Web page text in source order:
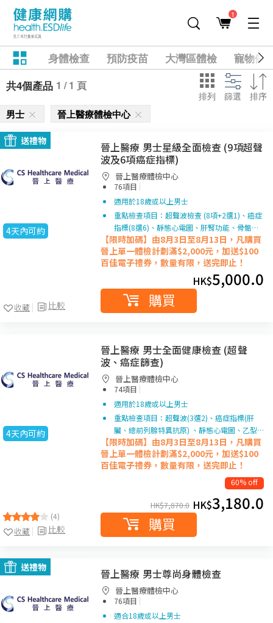
1
身體檢查 預防疫苗 大灣區體檢
寵物健
共4個產品 1 / 1 頁
排列 篩選 排序
男士 晉上醫療體檢中心
送禮物
4天內可約
比較
收藏
晉上醫療 男士星級全面檢查 (9項超聲
波及6項癌症指標)
晉上醫療體檢中心
76項目 |
適用於18歲或以上男士
重點檢查項目：超聲波檢查 (8項+2選1)、癌症
指標(8選6)、靜態心電圖、肝腎功能、骨骼…
【限時加碼】由8月3日至8月13日，凡購買
晉上單一體檢計劃滿$2,000元，加送$100
百佳電子禮券，數量有限，送完即止！
HK$5,000.0
購買
4天內可約
(4)
比較
收藏
晉上醫療 男士全面健康檢查 (超聲
波、癌症篩查)
晉上醫療體檢中心
74項目 |
適用於18歲或以上男士
重點檢查項目：超聲波(3選2)、癌症指標(肝
臟、總前列腺特異抗原) 、靜態心電圖、乙型…
【限時加碼】由8月3日至8月13日，凡購買
晉上單一體檢計劃滿$2,000元，加送$100
百佳電子禮券，數量有限，送完即止！
60% off
HK$7,870.0 HK$3,180.0
購買
送禮物 晉上醫療 男士尊尚身體檢查
晉上醫療體檢中心
76項目 |
適合18歲或以上男士